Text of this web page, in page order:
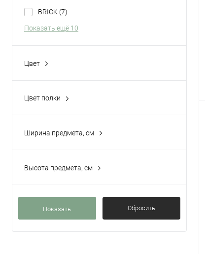
BRICK (7)
Показать ещё 10
Цвет
Цвет полки
ЛДСП Бетон светлый
Ширина предмета, см
Высота предмета, см
Сбросить